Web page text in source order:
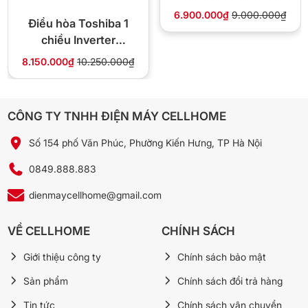
Máy sử dụng môi chất lạnh R32 thế hệ mới:
Hiệu suất làm lạnh cao
Tiết kiệm điện hơn
Giảm ảnh hưởng tới môi trường
Daikin cao cấp mới hiện nay.
Độ bền cao – Điểm mạnh của Daikin Thái Lan
Điều hòa Daikin nhập khẩu Thái Lan thường được đánh giá cao
nhờ:
Hoạt động ổn định nhiều năm
Điều hòa Toshiba 1
chiều Inverter
9.000Btu RAS-
8.150.000₫ 10.250.000₫
IEC09G1
6.900.000₫ 9.000.000₫
CÔNG TY TNHH ĐIỆN MÁY CELLHOME
Số 154 phố Văn Phúc, Phường Kiến Hưng, TP Hà Nội
0849.888.883
dienmaycellhome@gmail.com
VỀ CELLHOME
Giới thiệu công ty
Sản phẩm
Tin tức
CHÍNH SÁCH
Chính sách bảo mật
Chính sách đổi trả hàng
Chính sách vận chuyển